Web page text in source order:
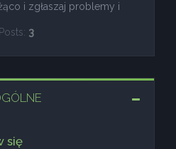
i zgłaszaj problemy i
3
się